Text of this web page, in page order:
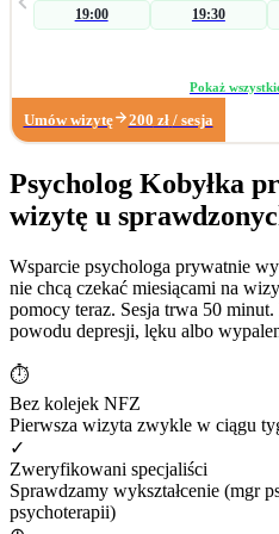
przyczyn zaburzenia, a następnie
psychogennych. W zakresie wsparcia
osobom indywidualnym podczas
Pracuję również z: • zaburzeniami
od pornografii oraz masturbacji, •
seksualność. Poza obszarem seksuologicznym wspieram osoby z trudnościami
w radzeniu sobie z: • zarządzaniem
społecznymi, • sytuacjami kryzysowymi i
nastrojem i lękiem. Dzięki wieloletniemu doświadczeniu w biznesie zapraszam
również na konsultacje dotyczące: •
związanego z długotrwałym
zmianą zawodową. Moje największe sukcesy zawodowe: • terapia
krótkoterminowa, której efektem było
diagnoza wytrysku wstecznego, •
19:00
19:30
Pokaż
Umów wizytę 200 zł / sesja
Psycholog Kobyłka
wizytę u
Wsparcie psychologa prywatnie
nie chcą czekać miesiącami na
pomocy teraz. Sesja trwa 50 minut.
powodu depresji, lęku albo
⏱
Bez kolejek NFZ
Pierwsza wizyta zwykle w ciągu
✓
Zweryfikowani specjaliści
Sprawdzamy wykształcenie (mgr
psychoterapii)